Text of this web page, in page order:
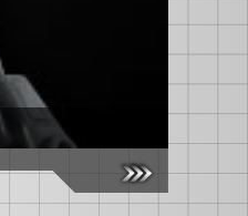
【国内：